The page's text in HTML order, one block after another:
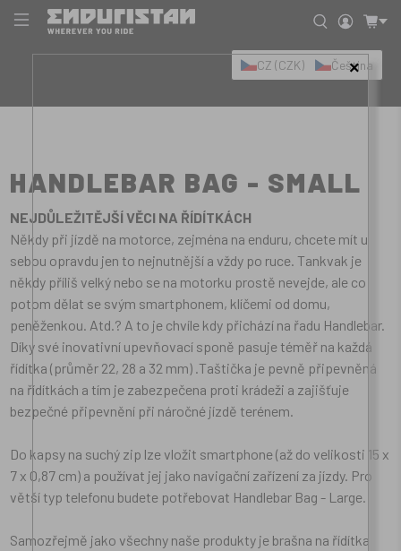
HANDLEBAR BAG - SMALL
NEJDŮLEŽITĚJŠÍ VĚCI NA ŘÍDÍTKÁCH
Někdy při jízdě na motorce, zejména na enduru, chcete mít u
sebou opravdu jen to nejnutnější a vždy po ruce. Tankvak je
někdy příliš velký nebo se na motorku prostě nevejde, ale co
potom dělat se svým smartphonem, klíčemi od domu,
peněženkou. Atd.? A to je chvíle kdy přichází na řadu Handlebar.
Díky své inovativní upevňovací sponě pasuje téměř na každá
řídítka (průměr 22, 28 a 32 mm) .Taštička je pevně připevněná
na řídítkách a tím je zabezpečena proti krádeži a zajišťuje
bezpečné připevnění při náročné jízdě terénem.
Do kapsy na suchý zip lze vložit smartphone (až do velikosti 15 x
7 x 0,87 cm) a používat jej jako navigační zařízení za jízdy. Pro
větší typ telefonu budete potřebovat Handlebar Bag - Large.
Samozřejmě jako všechny naše produkty je brašna na řídítka
CZ (CZK) Čeština
×